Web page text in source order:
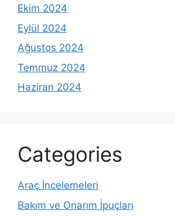
Ekim 2024
Eylül 2024
Ağustos 2024
Temmuz 2024
Haziran 2024
Categories
Araç İncelemeleri
Bakım ve Onarım İpuçları